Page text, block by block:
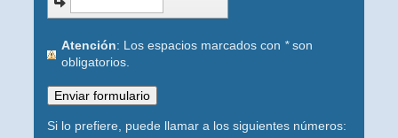
Atención : Los espacios marcados con *son
obligatorios.
Si lo prefiere, puede llamar a los siguientes números: